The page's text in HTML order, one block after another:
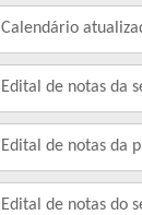
Calendário
Edital de notas da
Edital de notas da
Edital de notas do